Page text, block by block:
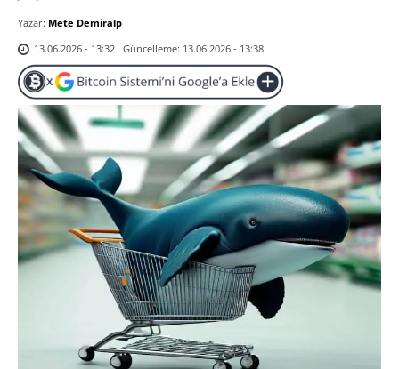
Yazar: Mete Demiralp
13.06.2026 - 13:32 Güncelleme: 13.06.2026 - 13:38